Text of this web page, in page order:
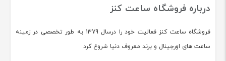
درباره فروشگاه ساعت کنز
فروشگاه ساعت کنز فعالیت خود را درسال 1379 به طور تخصصی در زمینه
ساعت های اورجینال و برند معروف دنیا شروع کرد